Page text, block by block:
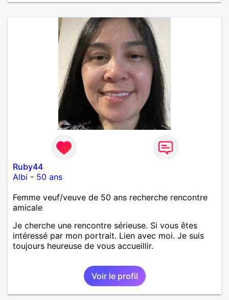
Ruby44
Albi - 50 ans
Femme veuf/veuve de 50 ans recherche rencontre
amicale
Je cherche une rencontre sérieuse. Si vous êtes
intéressé par mon portrait. Lien avec moi. Je suis
toujours heureuse de vous accueillir.
Voir le profil